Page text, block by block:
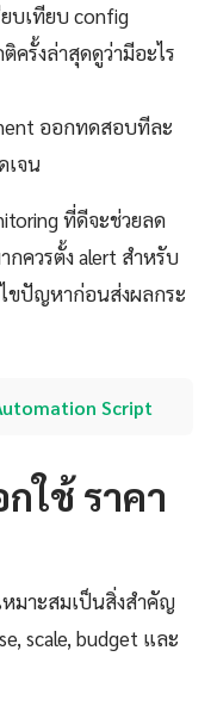
ยบเทียบ config
รั้งล่าสุดดูว่ามีอะไร
ออกทดสอบทีละ
เจน
ที่ดีจะช่วยลด
กควรตั้ง alert สำหรับ
ขปัญหาก่อนส่งผลกระ
Script
ใช้ ราคา
หมาะสมเป็นสิ่งสำคัญ
scale, budget และ